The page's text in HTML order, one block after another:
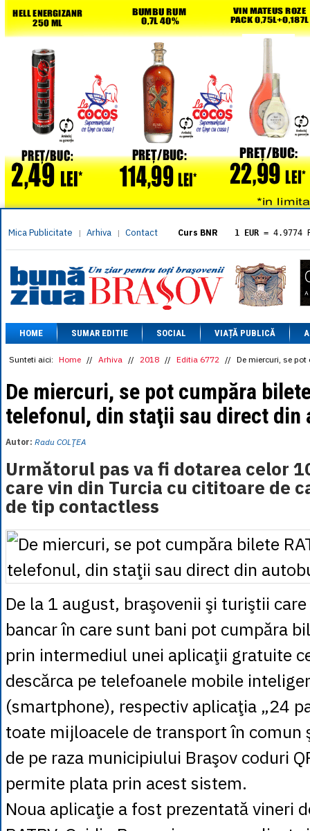
Mica Publicitate | Arhiva | Contact Curs BNR 1 EUR = 4.9774
= 5.8304
1 XAU= 464.4611
1 AED= 1.1933
1 AUD= 2.7957
1 BGN= 2.5449
1 CAD= 3.1559
1 CHF= 5.2813
1 CNY= 0.6015
1 DKK
= 0.6668
1 EGP
= 0.0860
= 1.2223
1 INR= 0.0513
1 MXN= 0.2227
1 NOK= 0.4191
1 NZD= 2.6097
1 RUB= 0.0530
1 SEK= 0.4526
1 UAH = 0.1048
1 XDR= 5.9383
HOME SUMAR EDITIE SOCIAL VIAȚĂ PUBLICĂ
Sunteti aici: Home // Arhiva // 2018 // Editia 6772 // De miercuri, se
De miercuri, se pot cumpăra
telefonul, din staţii sau direct din
Autor: Radu COLŢEA
Următorul pas va fi dotarea celor
care vin din Turcia cu cititoare de
de tip contactless
De la 1 august, braşovenii şi turiştii
bancar în care sunt bani pot cumpăra
prin intermediul unei aplicaţii gratuite
descărca pe telefoanele mobile
(smartphone), respectiv aplicaţia „24
toate mijloacele de transport în comun
de pe raza municipiului Braşov coduri
permite plata prin acest sistem.
Noua aplicaţie a fost prezentată vineri